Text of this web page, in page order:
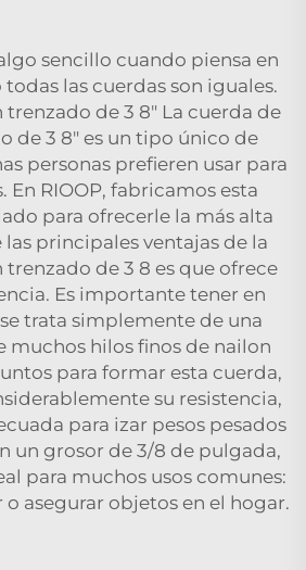
sencillo cuando piensa en
las cuerdas son iguales.
trenzado de 3 8" La cuerda de
de 3 8" es un tipo único de
personas prefieren usar para
En RIOOP, fabricamos esta
para ofrecerle la más alta
principales ventajas de la
de 3 8 es que ofrece
Es importante tener en
trata simplemente de una
muchos hilos finos de nailon
para formar esta cuerda,
su resistencia,
para izar pesos pesados
un grosor de 3/8 de pulgada,
para muchos usos comunes:
asegurar objetos en el hogar.